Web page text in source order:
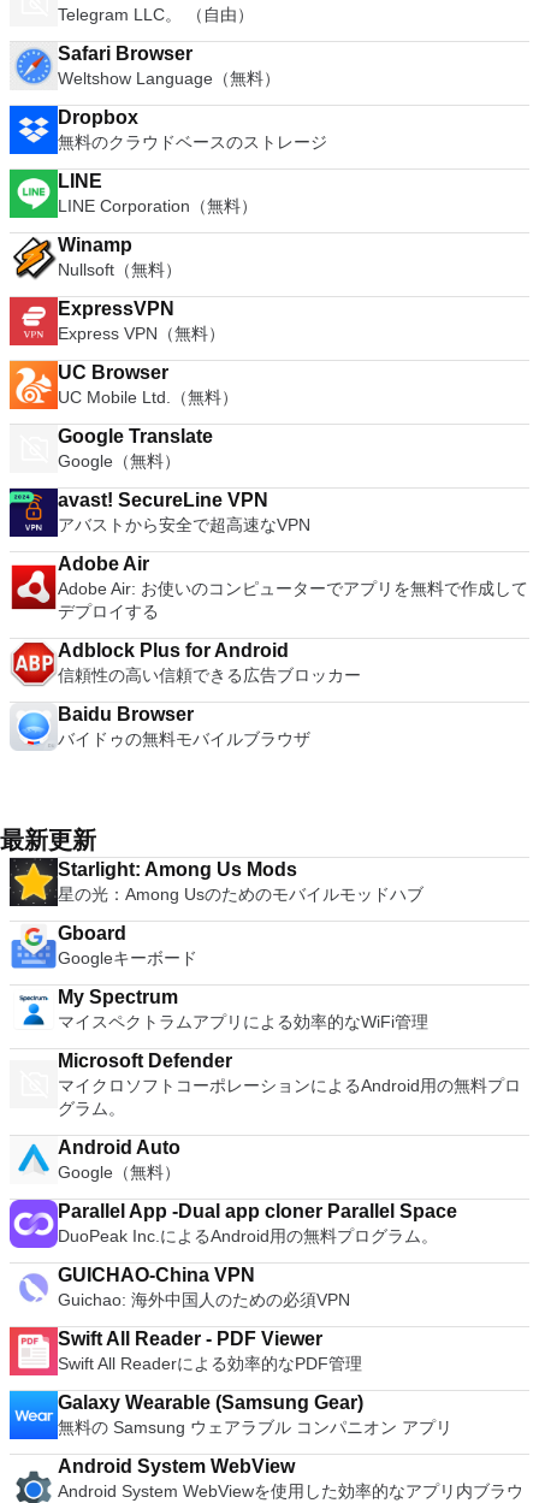
Telegram LLC。 （自由）
Safari Browser
Weltshow Language（無料）
Dropbox
無料のクラウドベースのストレージ
LINE
LINE Corporation（無料）
Winamp
Nullsoft（無料）
ExpressVPN
Express VPN（無料）
UC Browser
UC Mobile Ltd.（無料）
Google Translate
Google（無料）
avast! SecureLine VPN
アバストから安全で超高速なVPN
Adobe Air
Adobe Air: お使いのコンピューターでアプリを無料で作成して
デプロイする
Adblock Plus for Android
信頼性の高い信頼できる広告ブロッカー
Baidu Browser
バイドゥの無料モバイルブラウザ
最新更新
Starlight: Among Us Mods
星の光：Among Usのためのモバイルモッドハブ
Gboard
Googleキーボード
My Spectrum
マイスペクトラムアプリによる効率的なWiFi管理
Microsoft Defender
マイクロソフトコーポレーションによるAndroid用の無料プロ
グラム。
Android Auto
Google（無料）
Parallel App -Dual app cloner Parallel Space
DuoPeak Inc.によるAndroid用の無料プログラム。
GUICHAO-China VPN
Guichao: 海外中国人のための必須VPN
Swift All Reader - PDF Viewer
Swift All Readerによる効率的なPDF管理
Galaxy Wearable (Samsung Gear)
無料の Samsung ウェアラブル コンパニオン アプリ
Android System WebView
Android System WebViewを使用した効率的なアプリ内ブラウ